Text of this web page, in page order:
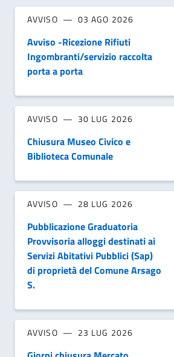
AVVISO 03 AGO 2026
Avviso -Ricezione Rifiuti
Ingombranti/servizio raccolta
porta a porta
AVVISO 30 LUG 2026
Chiusura Museo Civico e
Biblioteca Comunale
AVVISO 28 LUG 2026
Pubblicazione Graduatoria
Provvisoria alloggi destinati ai
Servizi Abitativi Pubblici (Sap)
di proprietà del Comune Arsago
S.
AVVISO 23 LUG 2026